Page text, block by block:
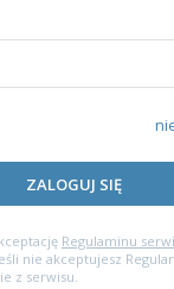
ZALOGUJ SIĘ
Regulaminu
nie akceptujesz
z serwisu.